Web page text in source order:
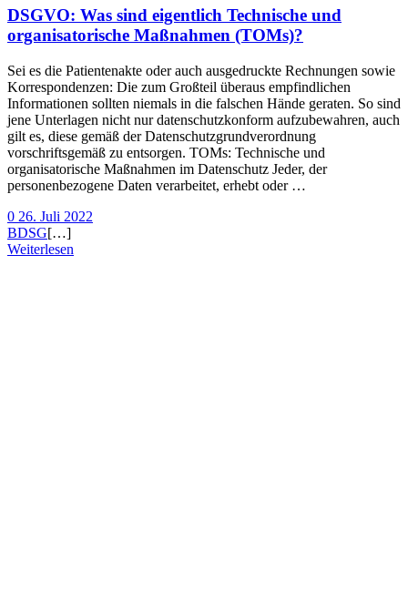
DSGVO: Was sind eigentlich Technische und
organisatorische Maßnahmen (TOMs)?
Sei es die Patientenakte oder auch ausgedruckte Rechnungen sowie
Korrespondenzen: Die zum Großteil überaus empfindlichen
Informationen sollten niemals in die falschen Hände geraten. So sind
jene Unterlagen nicht nur datenschutzkonform aufzubewahren, auch
gilt es, diese gemäß der Datenschutzgrundverordnung
vorschriftsgemäß zu entsorgen. TOMs: Technische und
organisatorische Maßnahmen im Datenschutz Jeder, der
personenbezogene Daten verarbeitet, erhebt oder …
0 26. Juli 2022
BDSG[…]
Weiterlesen